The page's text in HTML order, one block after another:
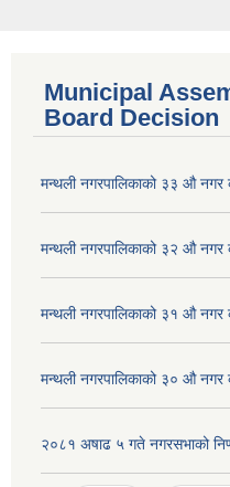
Municipal
Board Decision
मन्थली नगरपालिकाको ३३ औ नगर
मन्थली नगरपालिकाको ३२ औ नगर
मन्थली नगरपालिकाको ३१ औ नगर
मन्थली नगरपालिकाको ३० औ नगर
२०८१ अषाढ ५ गते नगरसभाको